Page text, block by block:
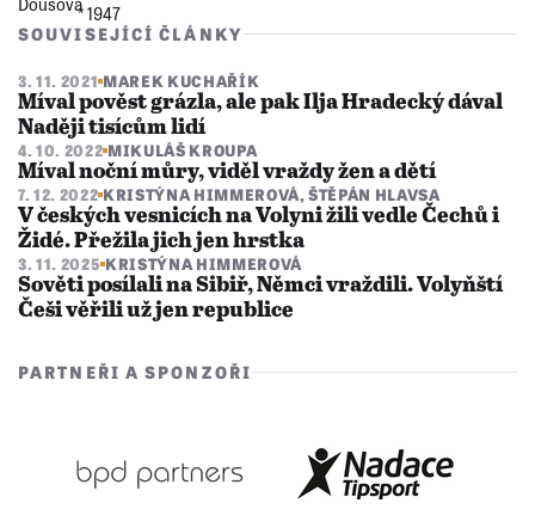
* 1947
SOUVISEJÍCÍ ČLÁNKY
3. 11. 2021 MAREK KUCHAŘÍK
Míval pověst grázla, ale pak Ilja Hradecký dával
Naději tisícům lidí
4. 10. 2022 MIKULÁŠ KROUPA
Míval noční můry, viděl vraždy žen a dětí
7. 12. 2022 KRISTÝNA HIMMEROVÁ,ŠTĚPÁN HLAVSA
V českých vesnicích na Volyni žili vedle Čechů i
Židé. Přežila jich jen hrstka
3. 11. 2025 KRISTÝNA HIMMEROVÁ
Sověti posílali na Sibiř, Němci vraždili. Volyňští
Češi věřili už jen republice
PARTNEŘI A SPONZOŘI